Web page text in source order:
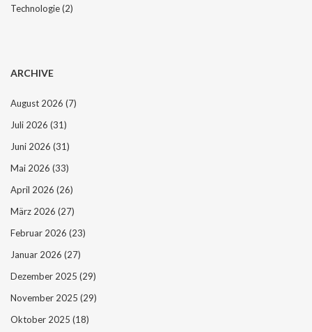
Technologie(2)
ARCHIVE
August 2026 (7)
Juli 2026 (31)
Juni 2026 (31)
Mai 2026 (33)
April 2026 (26)
März 2026 (27)
Februar 2026 (23)
Januar 2026 (27)
Dezember 2025 (29)
November 2025 (29)
Oktober 2025 (18)